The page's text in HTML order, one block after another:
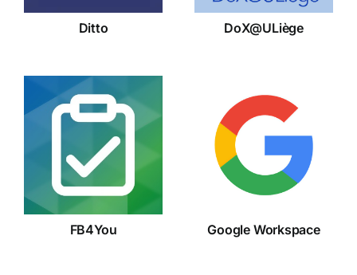
Ditto DoX@ULiège
FB4You
FB4You
Google
Workspace
Google Workspace